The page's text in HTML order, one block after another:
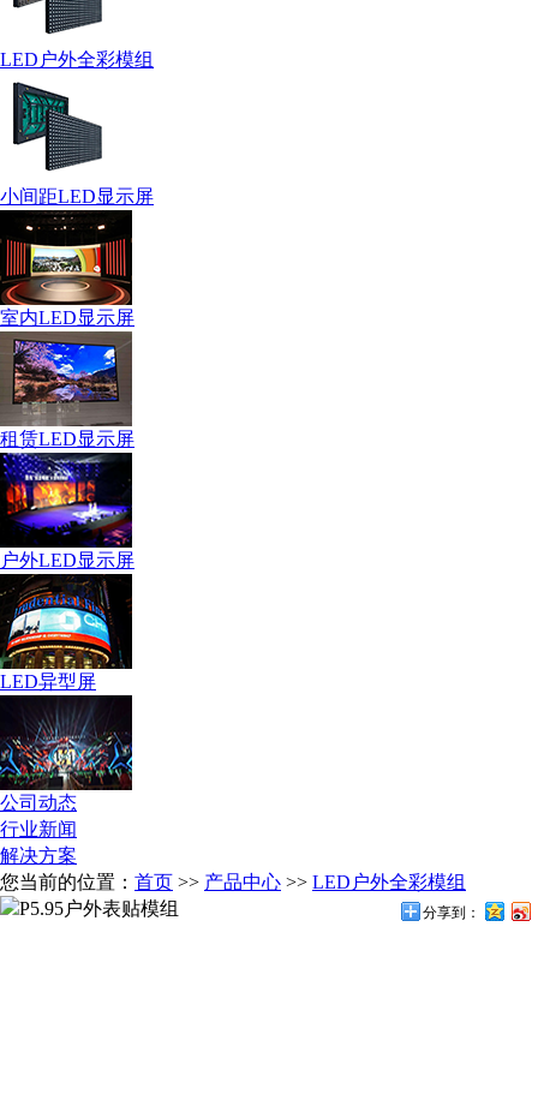
LED户外全彩模组
小间距LED显示屏
室内LED显示屏
租赁LED显示屏
户外LED显示屏
LED异型屏
公司动态
行业新闻
解决方案
您当前的位置： 首页 >> 产品中心 >> LED户外全彩模组
分享到：